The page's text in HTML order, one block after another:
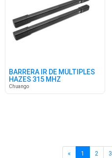
BARRERA IR DE MÚLTIPLES
HAZES 315 MHZ
Chuango
« 1 2 3